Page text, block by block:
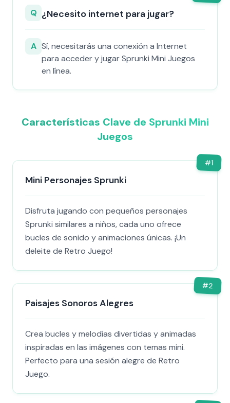
Q ¿Necesito internet para jugar?
A Sí, necesitarás una conexión a Internet
para acceder y jugar Sprunki Mini Juegos
en línea.
Características Clave de Sprunki Mini
Juegos
#1
Mini Personajes Sprunki
Disfruta jugando con pequeños personajes
Sprunki similares a niños, cada uno ofrece
bucles de sonido y animaciones únicas. ¡Un
deleite de Retro Juego!
#2
Paisajes Sonoros Alegres
Crea bucles y melodías divertidas y animadas
inspiradas en las imágenes con temas mini.
Perfecto para una sesión alegre de Retro
Juego.